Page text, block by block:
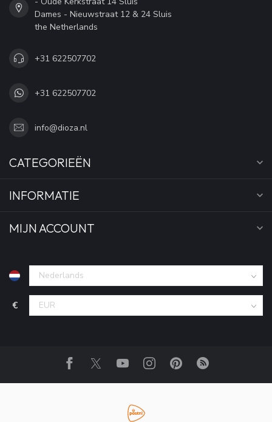
Dames - Nieuwstraat 12 & 24 Sluis
the Netherlands
+31 622507702
+31 622507702
info@dioza.nl
CATEGORIEËN
INFORMATIE
MIJN ACCOUNT
€